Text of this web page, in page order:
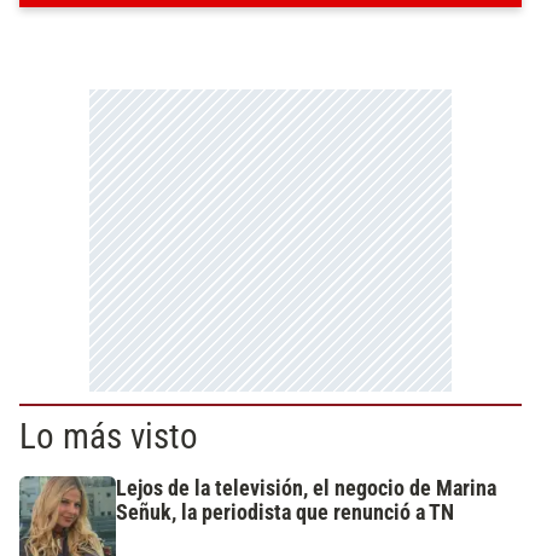
Lo más visto
Lejos de la televisión, el negocio de Marina
Señuk, la periodista que renunció a TN